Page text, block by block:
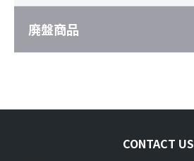
廃盤商品
CONTACT US